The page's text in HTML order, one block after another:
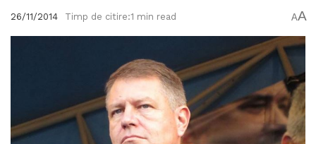
26/11/2014 Timp de citire:1 min read AA